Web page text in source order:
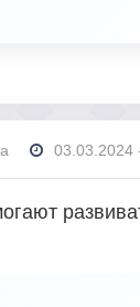
03.03.2024